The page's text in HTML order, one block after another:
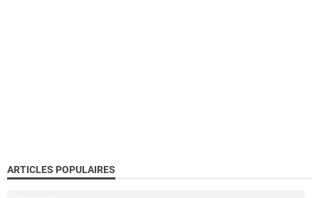
ARTICLES POPULAIRES